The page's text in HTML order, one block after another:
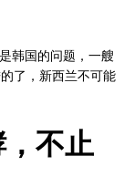
韩国的问题，一艘
了，新西兰不可能
不止